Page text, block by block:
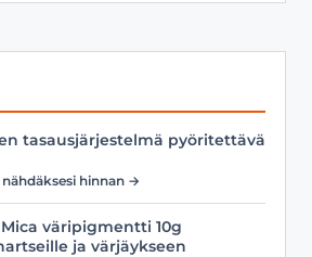
tasausjärjestelmä pyöritettävä
hinnan →
väripigmentti 10g
ja värjäykseen